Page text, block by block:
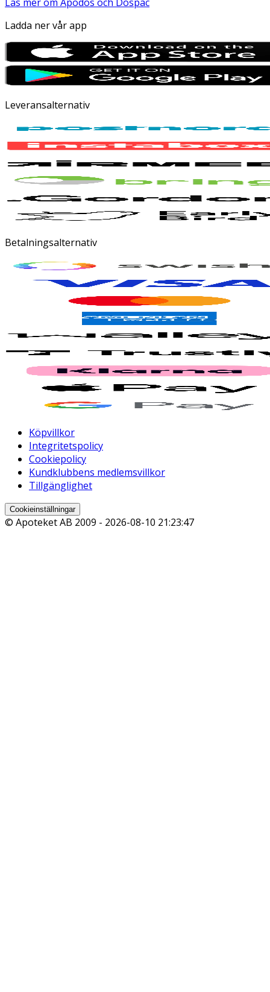
Ladda ner vår app
Leveransalternativ
Betalningsalternativ
Köpvillkor
Integritetspolicy
Cookiepolicy
Kundklubbens medlemsvillkor
Tillgänglighet
Cookieinställningar
© Apoteket AB 2009 - 2026-08-10 21:23:47